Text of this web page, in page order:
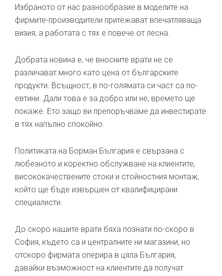
Избраното от нас разнообразие в моделите на
фирмите-производители притежават впечатляваща
визия, а работата с тях е повече от лесна.
Добрата новина е, че вносните врати не се
различават много като цена от българските
продукти. Всъщност, в по-голямата си част са по-
евтини. Дали това е за добро или не, времето ще
покаже. Ето защо ви препоръчваме да инвестирате
в тях напълно спокойно.
Политиката на Борман България е свързана с
любезното и коректно обслужване на клиентите,
висококачествените стоки и стойностния монтаж,
който ще бъде извършен от квалифицирани
специалисти.
До скоро нашите врати бяха познати по-скоро в
София, където са и централните ни магазини, но
отскоро фирмата оперира в цяла България,
давайки възможност на клиентите да получат